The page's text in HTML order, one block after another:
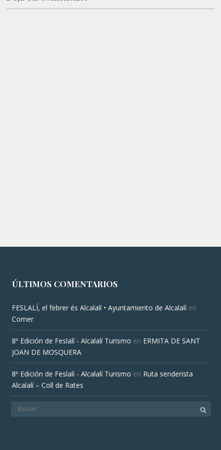
ÚLTIMOS COMENTARIOS
FESLALÍ, el febrer és Alcalalí • Ayuntamiento de Alcalalíen
Comer
8ª Edición de Feslalí - Alcalalí Turismo en ERMITA DE SANT
JOAN DE MOSQUERA
8ª Edición de Feslalí - Alcalalí Turismo en Ruta senderista
Alcalalí – Coll de Rates